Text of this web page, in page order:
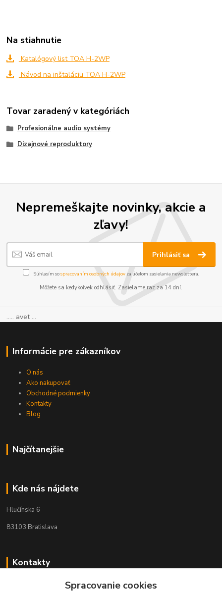
Na stiahnutie
Katalógový list TOA H-2WP
Návod na inštaláciu TOA H-2WP
Tovar zaradený v kategóriách
Profesionálne audio systémy
Dizajnové reproduktory
Nepremeškajte novinky, akcie a
zľavy!
Prihlásiť sa
Súhlasím sospracovaním osobných údajov za účelom zasielania newslettera.
Môžete sa kedykoľvek odhlásiť. Zasielame raz za 14 dní.
..... avet ...
Informácie pre zákazníkov
O nás
Ako nakupovať
Obchodné podmienky
Kontakty
Blog
Najčítanejšie
Kde nás nájdete
Hlučínska 6
83103 Bratislava
Kontakty
+421 908 678 479Spracovanie cookies